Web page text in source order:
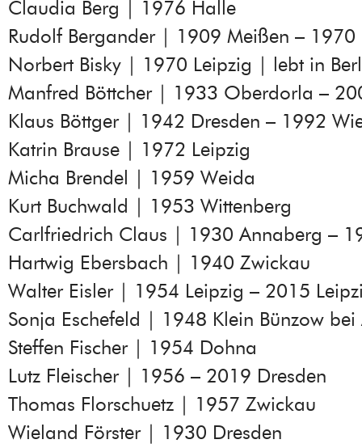
Claudia Berg | 1976 Halle
Rudolf Bergander | 1909 Meißen – 1970
Norbert Bisky | 1970 Leipzig | lebt in
Manfred Böttcher | 1933 Oberdorla –
Klaus Böttger | 1942 Dresden – 1992
Katrin Brause | 1972 Leipzig
Micha Brendel | 1959 Weida
Kurt Buchwald | 1953 Wittenberg
Carlfriedrich Claus | 1930 Annaberg –
Hartwig Ebersbach | 1940 Zwickau
Walter Eisler | 1954 Leipzig – 2015
Sonja Eschefeld | 1948 Klein Bünzow
Steffen Fischer | 1954 Dohna
Lutz Fleischer | 1956 – 2019 Dresden
Thomas Florschuetz | 1957 Zwickau
Wieland Förster | 1930 Dresden